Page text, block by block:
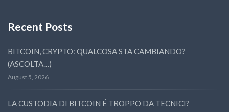
Recent Posts
BITCOIN, CRYPTO: QUALCOSA STA CAMBIANDO?
(ASCOLTA…)
August 5, 2026
LA CUSTODIA DI BITCOIN É TROPPO DA TECNICI?